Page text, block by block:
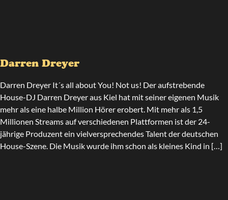
Darren Dreyer
Darren Dreyer It´s all about You! Not us! Der aufstrebende
House-DJ Darren Dreyer aus Kiel hat mit seiner eigenen Musik
mehr als eine halbe Million Hörer erobert. Mit mehr als 1,5
Millionen Streams auf verschiedenen Plattformen ist der 24-
jährige Produzent ein vielversprechendes Talent der deutschen
House-Szene. Die Musik wurde ihm schon als kleines Kind in […]